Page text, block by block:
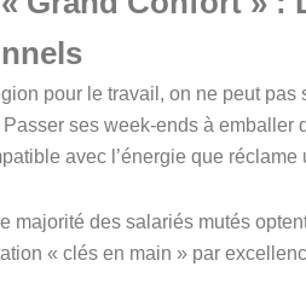
pour le travail, on ne peut pas
ses week-ends à emballer
avec l’énergie que
majorité des salariés mutés
« clés en main » par